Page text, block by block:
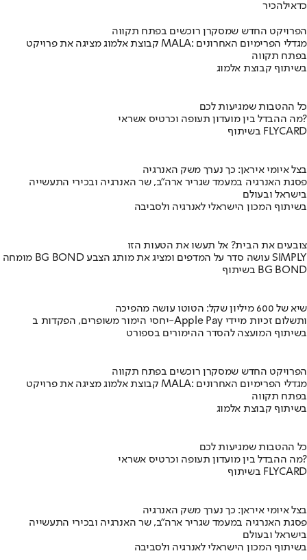
כדאילהכיר
הפרויקט החדש שמסקרן רוכשים בפתח תקווה
קבוצת אלמוג מציגה את פרויקט MALA: מגדלי הפרימיום האחרונים
בפתח תקווה
בשיתוף קבוצת אלמוג
כל ההטבות שמגיעות לכם
מה ההבדל בין מועדון תעופה וכרטיס אשראי?
בשיתוף FLYCARD
בצל איומי איראן: כך נערך משק האנרגיה
פסגת האנרגיה במעמד שגריר ארה"ב, שר האנרגיה ובכירי התעשייה
בישראל ובעולם
בשיתוף המכון הישראלי לאנרגיה ולסביבה
צובעים את הבית? אל תעשו את הטעות הזו
מומחה BG BOND עושה סדר על המדפים ומציג את מותג הצבע SIMPLY
בשיתוף BG BOND
שיא של 600 מיליון שקל: הטוטו עושה מהפיכה
יחסי הימור משופרים, הפקדות ב-Apple Pay ותשלום זכיות מיידי
בשיתוף המועצה להסדר ההימורים בספורט
הפרויקט החדש שמסקרן רוכשים בפתח תקווה
קבוצת אלמוג מציגה את פרויקט MALA: מגדלי הפרימיום האחרונים
בפתח תקווה
בשיתוף קבוצת אלמוג
כל ההטבות שמגיעות לכם
מה ההבדל בין מועדון תעופה וכרטיס אשראי?
בשיתוף FLYCARD
בצל איומי איראן: כך נערך משק האנרגיה
פסגת האנרגיה במעמד שגריר ארה"ב, שר האנרגיה ובכירי התעשייה
בישראל ובעולם
בשיתוף המכון הישראלי לאנרגיה ולסביבה